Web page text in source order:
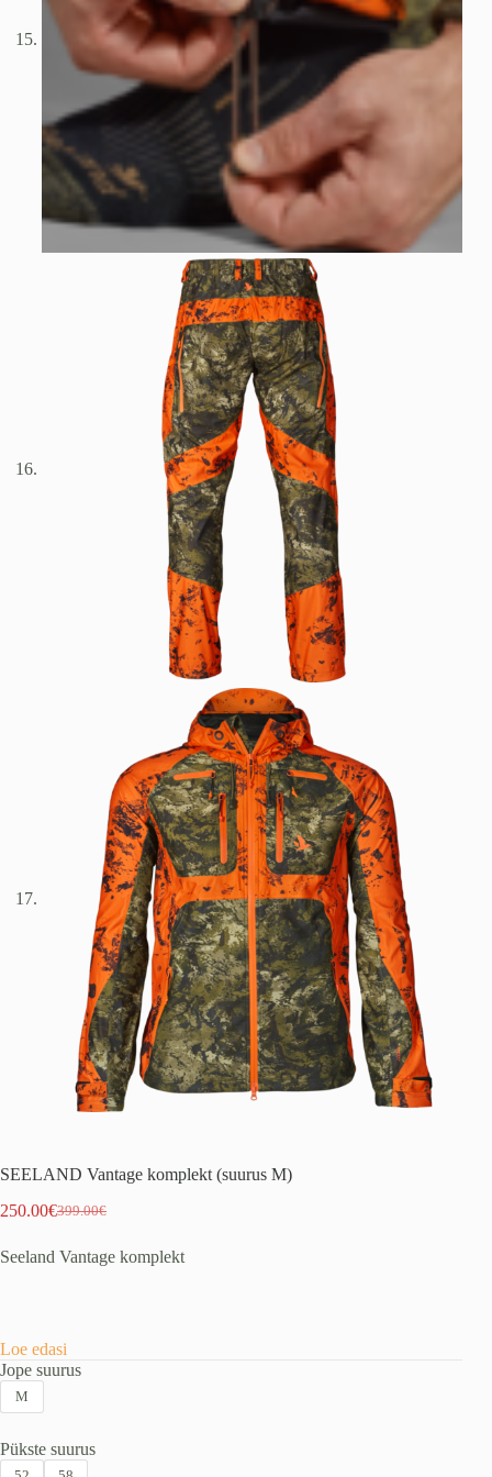
SEELAND Vantage komplekt (suurus M)
399.00€
Algne
oli:
250.00€Praegune
on:
Seeland Vantage komplekt
Loe edasi
Jope suurus
M
Pükste suurus